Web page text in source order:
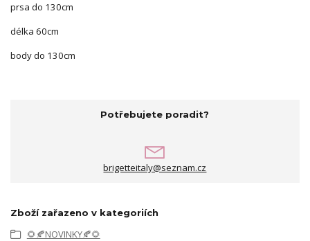
prsa do 130cm
délka 60cm
body do 130cm
Potřebujete poradit?
brigetteitaly@seznam.cz
Zboží zařazeno v kategoriích
🌻🍂NOVINKY🍂🌻